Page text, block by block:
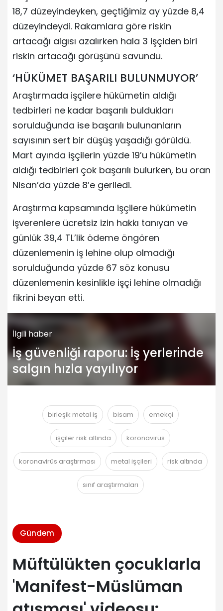
18,7 düzeyindeyken, geçtiğimiz ay yüzde 8,4
düzeyindeydi. Rakamlara göre riskin
artacağı algısı azalırken hala 3 işçiden biri
riskin artacağı görüşünü savundu.
‘HÜKÜMET BAŞARILI BULUNMUYOR’
Araştırmada işçilere hükümetin aldığı
tedbirleri ne kadar başarılı buldukları
sorulduğunda ise başarılı bulunanların
sayısının sert bir düşüş yaşadığı görüldü.
Mart ayında işçilerin yüzde 19’u hükümetin
aldığı tedbirleri çok başarılı bulurken, bu oran
Nisan’da yüzde 8’e geriledi.
Araştırma kapsamında işçilere hükümetin
işverenlere ücretsiz izin hakkı tanıyan ve
günlük 39,4 TL’lik ödeme öngören
düzenlemenin iş lehine olup olmadığı
sorulduğunda yüzde 67 söz konusu
düzenlemenin kesinlikle işçi lehine olmadığı
fikrini beyan etti.
İlgili haber
İş güvenliği raporu: İş yerlerinde
salgın hızla yayılıyor
birleşik metal iş bisam emekçi
işçiler risk altında koronavirüs
koronavirüs araştırması metal işçileri risk altında
sınıf araştırmaları
Gündem
Müftülükten çocuklarla
'Manifest-Müslüman